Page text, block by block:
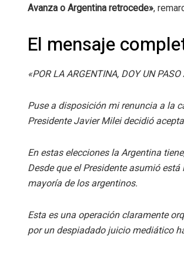
Avanza o Argentina retrocede»,
El mensaje
«POR LA ARGENTINA, DOY UN
Puse a disposición mi renuncia a la
Presidente Javier Milei decidió
En estas elecciones la Argentina
Desde que el Presidente asumió
mayoría de los argentinos.
Esta es una operación claramente
por un despiadado juicio mediático